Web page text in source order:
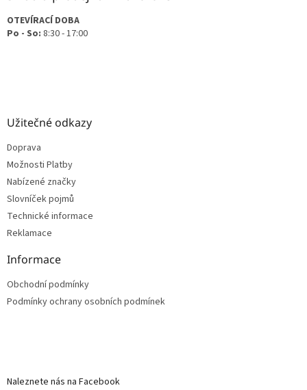
OTEVÍRACÍ DOBA
Po - So: 8:30 - 17:00
Užitečné odkazy
Doprava
Možnosti Platby
Nabízené značky
Slovníček pojmů
Technické informace
Reklamace
Informace
Obchodní podmínky
Podmínky ochrany osobních podmínek
Naleznete nás na Facebook